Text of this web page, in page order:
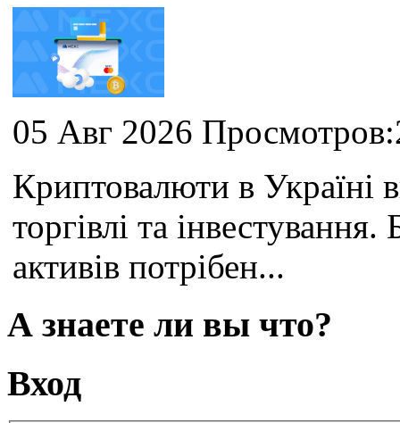
05 Авг 2026
Криптовалюти в Україні
торгівлі та
активів потрібен...
А знаете ли вы что?
Вход